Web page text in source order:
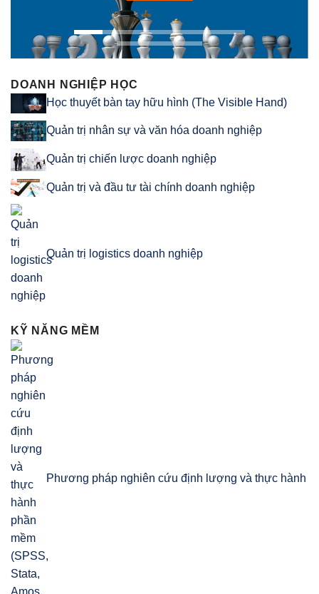
DOANH NGHIỆP HỌC
Học thuyết bàn tay hữu hình (The Visible Hand)
Quản trị nhân sự và văn hóa doanh nghiệp
Quản trị chiến lược doanh nghiệp
Quản trị và đầu tư tài chính doanh nghiệp
Quản trị logistics doanh nghiệp
KỸ NĂNG MỀM
Phương pháp nghiên cứu định lượng và thực hành